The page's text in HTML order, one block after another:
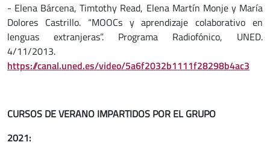
- Elena Bárcena, Timtothy Read, Elena Martín Monje y María
Dolores Castrillo. “MOOCs y aprendizaje colaborativo en
lenguas extranjeras”. Programa Radiofónico, UNED.
4/11/2013.
https://canal.uned.es/video/5a6f2032b1111f28298b4ac3
CURSOS DE VERANO IMPARTIDOS POR EL GRUPO
2021: